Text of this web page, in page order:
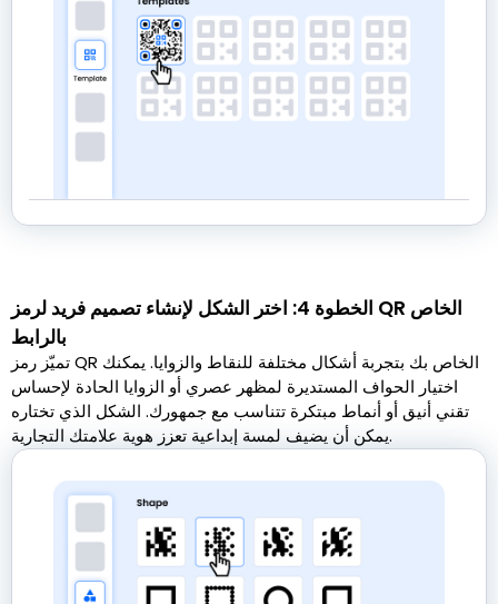
الخطوة 4: اختر الشكل لإنشاء تصميم فريد لرمز QR الخاص
بالرابط
تميّز رمز QR الخاص بك بتجربة أشكال مختلفة للنقاط والزوايا. يمكنك
اختيار الحواف المستديرة لمظهر عصري أو الزوايا الحادة لإحساس
تقني أنيق أو أنماط مبتكرة تتناسب مع جمهورك. الشكل الذي تختاره
يمكن أن يضيف لمسة إبداعية تعزز هوية علامتك التجارية.